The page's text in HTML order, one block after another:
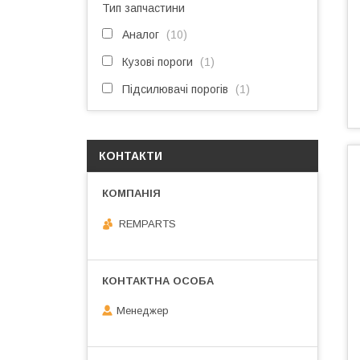
Тип запчастини
Аналог 10
Кузові пороги 1
Підсилювачі порогів 1
КОНТАКТИ
REMPARTS
Менеджер